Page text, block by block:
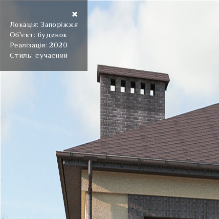
Локація: Запоріжжя
Об`єкт: будинок
Реалізація: 2020
Стиль: сучасний